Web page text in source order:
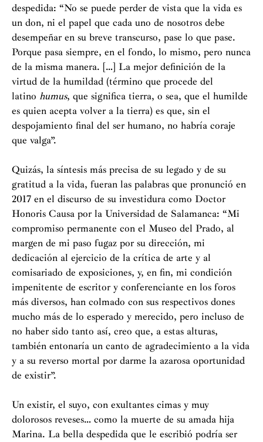
despedida: “No se puede perder de vista que la vida es
un don, ni el papel que cada uno de nosotros debe
desempeñar en su breve transcurso, pase lo que pase.
Porque pasa siempre, en el fondo, lo mismo, pero nunca
de la misma manera. […] La mejor definición de la
virtud de la humildad (término que procede del
latino humus, que significa tierra, o sea, que el humilde
es quien acepta volver a la tierra) es que, sin el
despojamiento final del ser humano, no habría coraje
que valga”.
Quizás, la síntesis más precisa de su legado y de su
gratitud a la vida, fueran las palabras que pronunció en
2017 en el discurso de su investidura como Doctor
Honoris Causa por la Universidad de Salamanca: “Mi
compromiso permanente con el Museo del Prado, al
margen de mi paso fugaz por su dirección, mi
dedicación al ejercicio de la crítica de arte y al
comisariado de exposiciones, y, en fin, mi condición
impenitente de escritor y conferenciante en los foros
más diversos, han colmado con sus respectivos dones
mucho más de lo esperado y merecido, pero incluso de
no haber sido tanto así, creo que, a estas alturas,
también entonaría un canto de agradecimiento a la vida
y a su reverso mortal por darme la azarosa oportunidad
de existir”.
Un existir, el suyo, con exultantes cimas y muy
dolorosos reveses… como la muerte de su amada hija
Marina. La bella despedida que le escribió podría ser